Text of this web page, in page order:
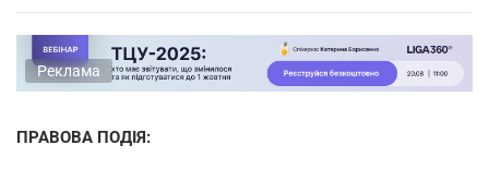
Реклама
ПРАВОВА ПОДІЯ: